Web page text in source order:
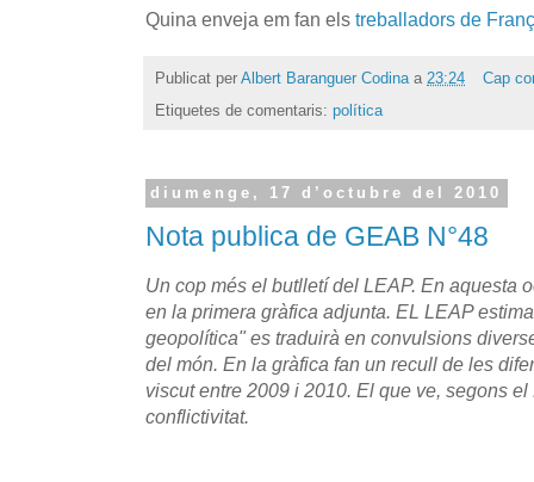
Quina enveja em fan els treballadors de
Publicat per Albert Baranguer Codina a 23:24
Cap
Etiquetes de comentaris: política
diumenge, 17 d’octubre del 2010
Nota publica de GEAB N°48
Un cop més el butlletí del LEAP. En aquesta
en la primera gràfica adjunta. EL LEAP
geopolítica" es traduirà en convulsions
del món. En la gràfica fan un recull de les
viscut entre 2009 i 2010. El que ve, segons
conflictivitat.